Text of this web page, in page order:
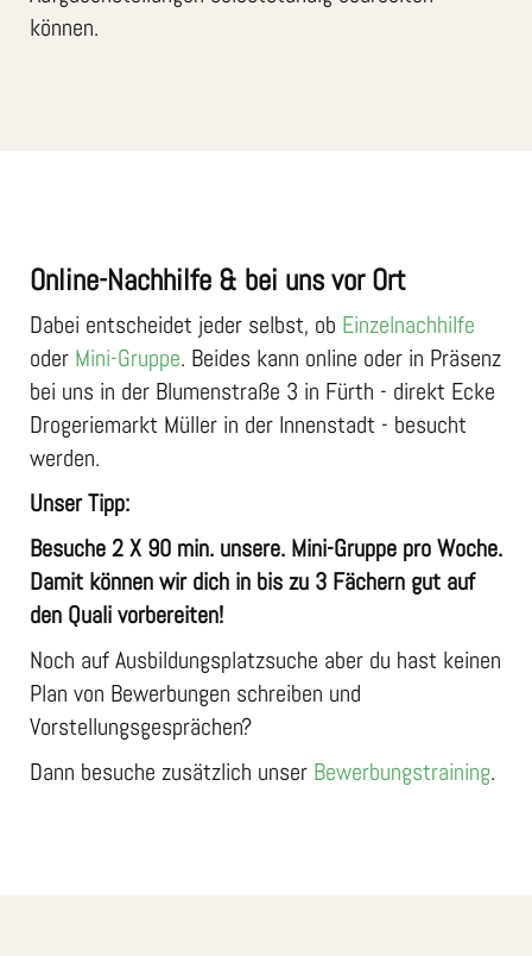
können.
Online-Nachhilfe & bei uns vor Ort
Dabei entscheidet jeder selbst, ob Einzelnachhilfe
oder Mini-Gruppe. Beides kann online oder in Präsenz
bei uns in der Blumenstraße 3 in Fürth - direkt Ecke
Drogeriemarkt Müller in der Innenstadt - besucht
werden.
Unser Tipp:
Besuche 2 X 90 min. unsere. Mini-Gruppe pro Woche.
Damit können wir dich in bis zu 3 Fächern gut auf
den Quali vorbereiten!
Noch auf Ausbildungsplatzsuche aber du hast keinen
Plan von Bewerbungen schreiben und
Vorstellungsgesprächen?
Dann besuche zusätzlich unser Bewerbungstraining.